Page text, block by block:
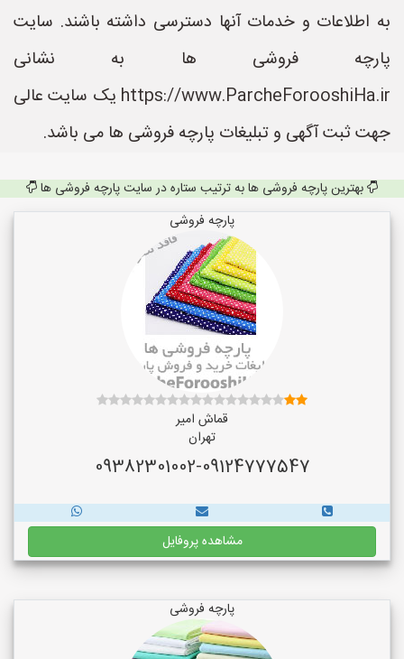
به اطلاعات و خدمات آنها دسترسی داشته باشند. سایت
پارچه فروشی ها به نشانی
https://www.ParcheForooshiHa.ir یک سایت عالی
جهت ثبت آگهی و تبلیغات پارچه فروشی ها می باشد.
بهترین پارچه فروشی ها به ترتیب ستاره در سایت پارچه فروشی ها
پارچه فروشی
قماش امیر
تهران
09382301002-09124777547
مشاهده پروفایل
پارچه فروشی